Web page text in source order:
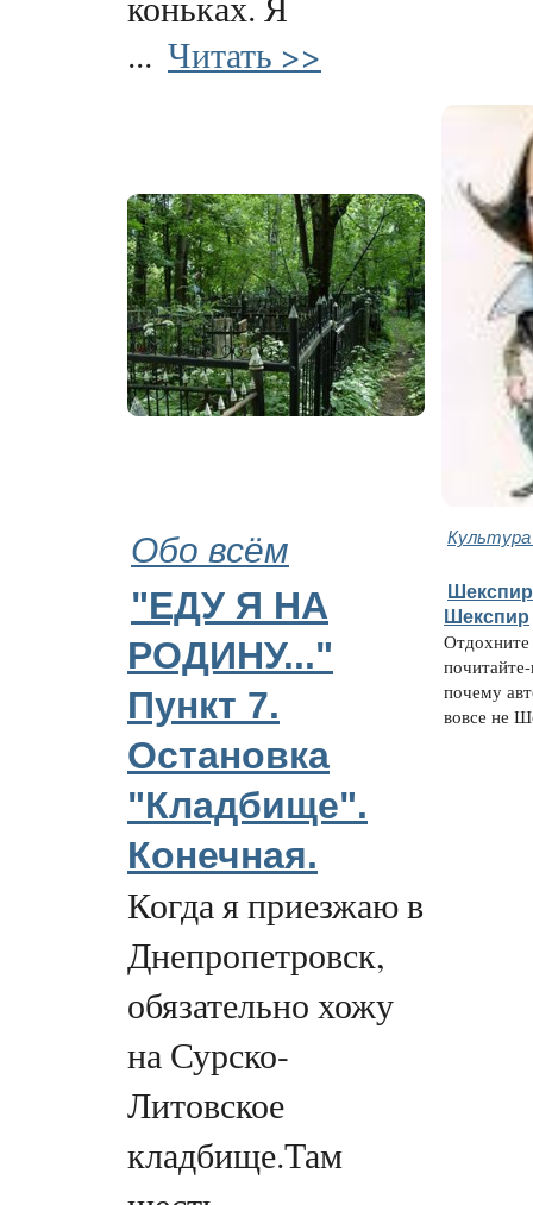
... Читать >>
Обо всём
"ЕДУ Я НА
РОДИНУ..."
Пункт 7.
Остановка
"Кладбище".
Конечная.
Когда я приезжаю в
Днепропетровск,
обязательно хожу
на Сурско-
Литовское
кладбище.Там
Шекспир
почему
вовсе не